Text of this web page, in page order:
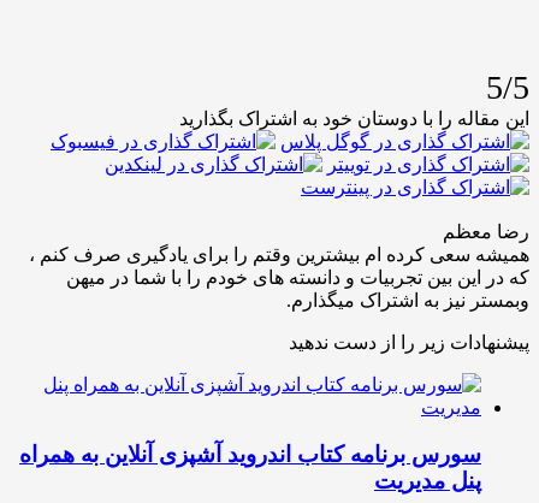
را با دوستان خود به اشتراک بگذارید
کرده ام بیشترین وقتم را برای یادگیری صرف کنم ،
بین تجربیات و دانسته های خودم را با شما در میهن
نیز به اشتراک میگذارم.
زیر را از دست ندهید
برنامه کتاب اندروید آشپزی آنلاین به همراه
مدیریت